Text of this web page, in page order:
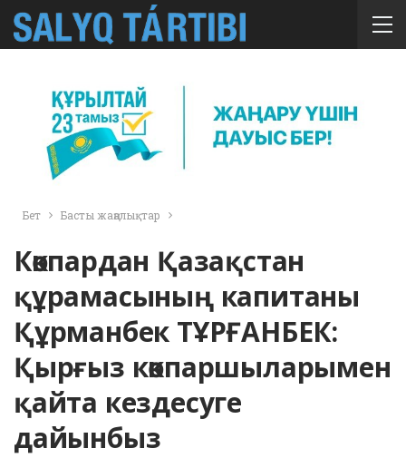
Бет Басты жаңалықтар
Көкпардан Қазақстан
құрамасының капитаны
Құрманбек ТҰРҒАНБЕК:
Қырғыз көкпаршыларымен
қайта кездесуге
дайынбыз